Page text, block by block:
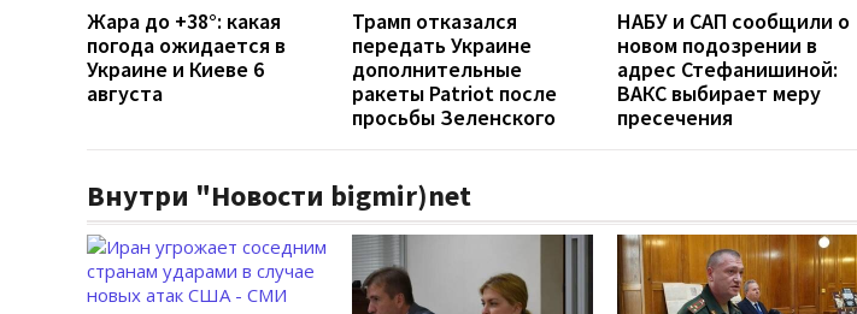
Жара до +38°: какая
погода ожидается в
Украине и Киеве 6
августа
Трамп отказался
передать Украине
дополнительные
ракеты Patriot после
просьбы Зеленского
НАБУ и САП сообщили о
новом подозрении в
адрес Стефанишиной:
ВАКС выбирает меру
пресечения
Внутри "Новости bigmir)net